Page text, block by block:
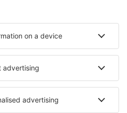
Hotely Bollenar